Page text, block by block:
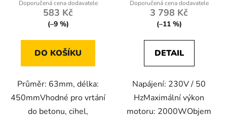
583 Kč
(–9 %)
DO KOŠÍKU
Průměr: 63mm, délka:
450mmVhodné pro vrtání
do betonu, cihel,
3 798 Kč
(–11 %)
DETAIL
Napájení: 230V / 50
HzMaximální výkon
motoru: 2000WObjem